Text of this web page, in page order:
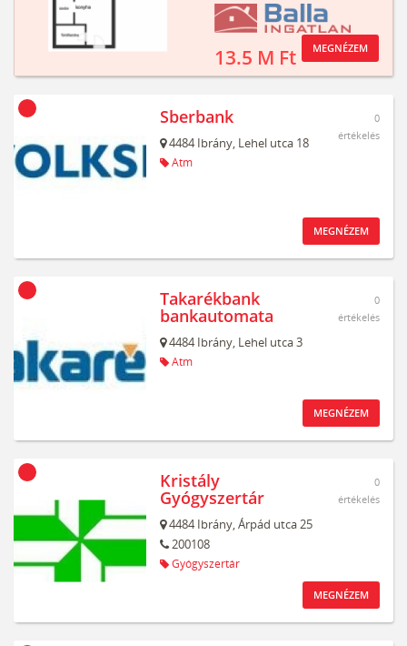
13.5 M Ft MEGNÉZEM
Sberbank
4484 Ibrány, Lehel utca 18
Atm
0
értékelés
MEGNÉZEM
Takarékbank
bankautomata
4484 Ibrány, Lehel utca 3
Atm
0
értékelés
MEGNÉZEM
Kristály
Gyógyszertár
4484 Ibrány,Árpád utca 25
200108
Gyógyszertár
0
értékelés
MEGNÉZEM